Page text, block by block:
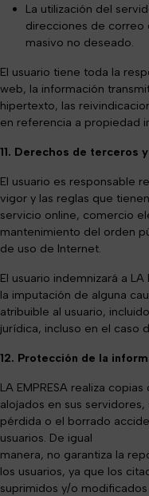
La utilización del
direcciones de
masivo no deseado.
El usuario tiene toda la
web, la información
hipertexto, las
en referencia a propiedad
11. Derechos de terceros
El usuario es responsable
vigor y las reglas que
servicio online, comercio
mantenimiento del orden
de uso de Internet.
El usuario indemnizará a
la imputación de alguna
atribuible al usuario,
jurídica, incluso en el caso
12. Protección de la
LA EMPRESA realiza copias
alojados en sus servidores,
pérdida o el borrado
usuarios. De igual
manera, no garantiza la
los usuarios, ya que los
suprimidos y/o